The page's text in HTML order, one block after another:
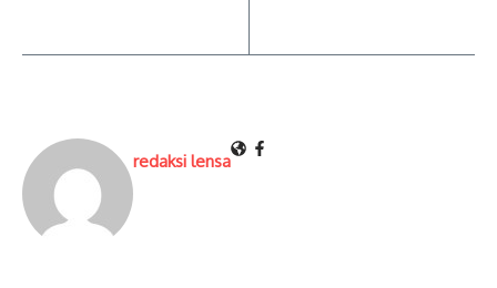
redaksi lensa